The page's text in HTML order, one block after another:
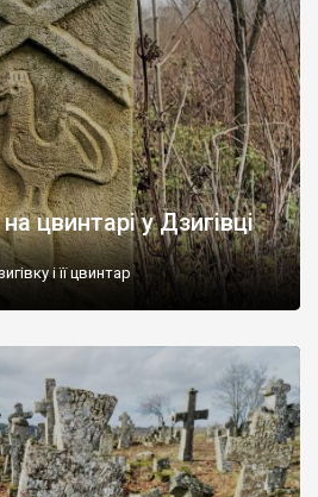
ми точно не […]
цвинтарі у Дзигівці
і її цвинтар